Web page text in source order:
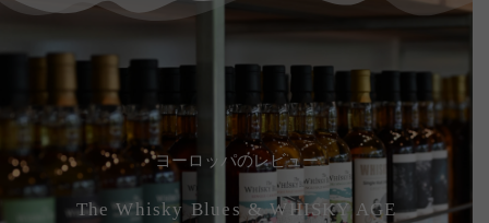
ヨーロッパのレビュー
The Whisky Blues & WHISKY AGE